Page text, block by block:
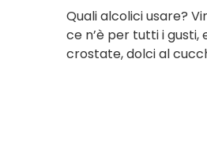
Quali alcolici usare?
ce n’è per tutti i
crostate, dolci al